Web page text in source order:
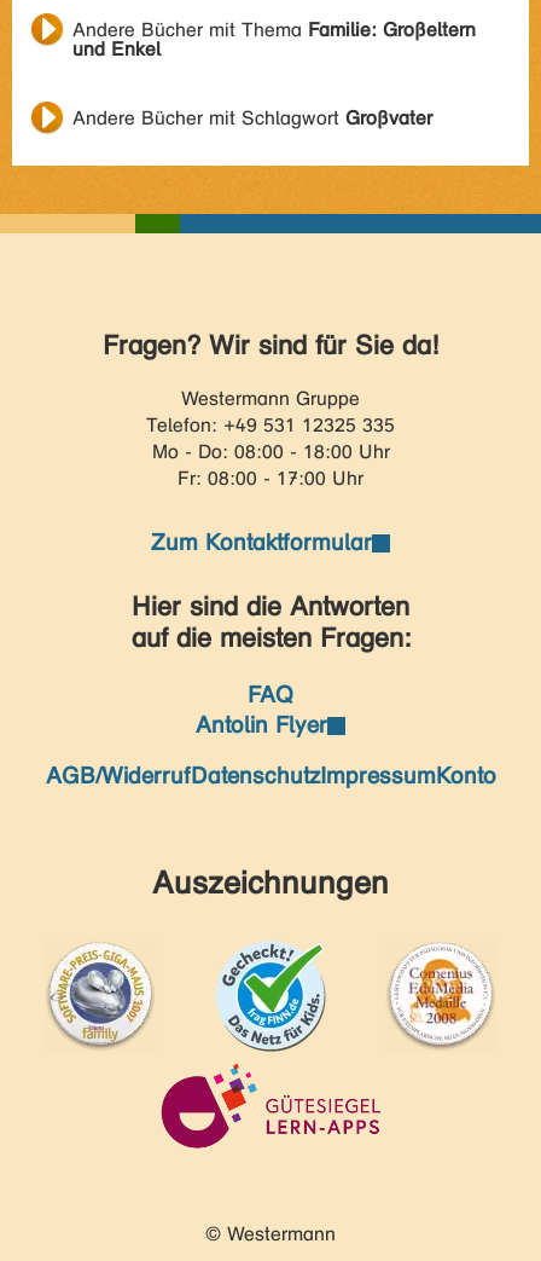
Andere Bücher mit Thema Familie: Großeltern
und Enkel
Andere Bücher mit Schlagwort Großvater